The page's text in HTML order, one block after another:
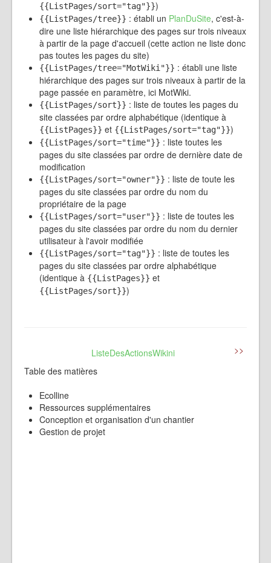
{{ListPages/sort="tag"}})
{{ListPages/tree}} : établi un PlanDuSite, c'est-à-
dire une liste hiérarchique des pages sur trois niveaux
à partir de la page d'accueil (cette action ne liste donc
pas toutes les pages du site)
{{ListPages/tree="MotWiki"}} : établi une liste
hiérarchique des pages sur trois niveaux à partir de la
page passée en paramètre, ici MotWiki.
{{ListPages/sort}} : liste de toutes les pages du
site classées par ordre alphabétique (identique à
{{ListPages}} et {{ListPages/sort="tag"}})
{{ListPages/sort="time"}} : liste toutes les
pages du site classées par ordre de dernière date de
modification
{{ListPages/sort="owner"}} : liste de toute les
pages du site classées par ordre du nom du
propriétaire de la page
{{ListPages/sort="user"}} : liste de toutes les
pages du site classées par ordre du nom du dernier
utilisateur à l'avoir modifiée
{{ListPages/sort="tag"}} : liste de toutes les
pages du site classées par ordre alphabétique
(identique à {{ListPages}} et
{{ListPages/sort}})
ListeDesActionsWikini
>>
Table des matières
Ecolline
Ressources supplémentaires
Conception et organisation d'un chantier
Gestion de projet